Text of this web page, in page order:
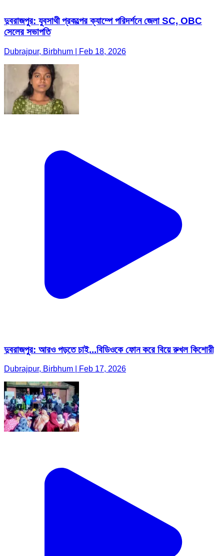
দুবরাজপুর: যুবসাথী প্রকল্পের ক্যাম্পে পরিদর্শনে জেলা SC, OBC
সেলের সভাপতি
Dubrajpur, Birbhum | Feb 18, 2026
দুবরাজপুর: আরও পড়তে চাই...বিডিওকে ফোন করে বিয়ে রুখল কিশোরী
Dubrajpur, Birbhum | Feb 17, 2026